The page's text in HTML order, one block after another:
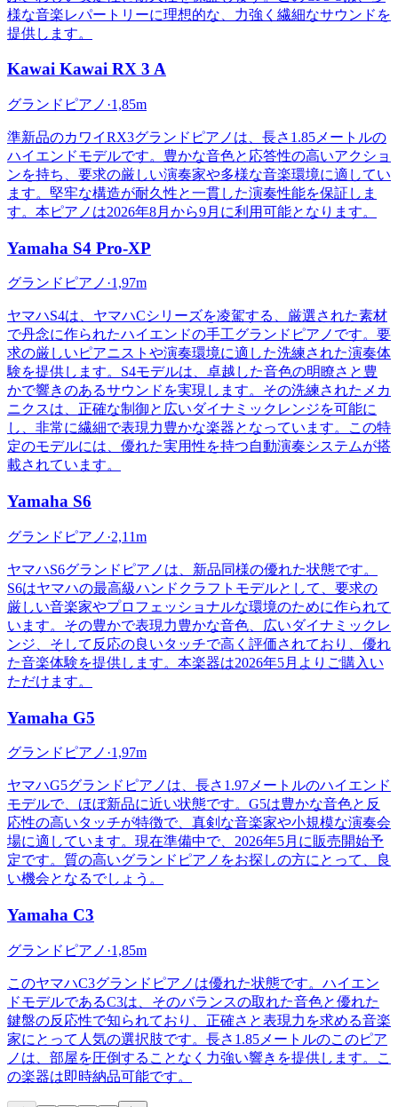
様な音楽レパートリーに理想的な、力強く繊細なサウンドを
提供します。
Kawai Kawai RX 3 A
グランドピアノ ·1,85m
準新品のカワイRX3グランドピアノは、長さ1.85メートルの
ハイエンドモデルです。豊かな音色と応答性の高いアクショ
ンを持ち、要求の厳しい演奏家や多様な音楽環境に適してい
ます。堅牢な構造が耐久性と一貫した演奏性能を保証しま
す。本ピアノは2026年8月から9月に利用可能となります。
Yamaha S4 Pro-XP
グランドピアノ ·1,97m
ヤマハS4は、ヤマハCシリーズを凌駕する、厳選された素材
で丹念に作られたハイエンドの手工グランドピアノです。要
求の厳しいピアニストや演奏環境に適した洗練された演奏体
験を提供します。S4モデルは、卓越した音色の明瞭さと豊
かで響きのあるサウンドを実現します。その洗練されたメカ
ニクスは、正確な制御と広いダイナミックレンジを可能に
し、非常に繊細で表現力豊かな楽器となっています。この特
定のモデルには、優れた実用性を持つ自動演奏システムが搭
載されています。
Yamaha S6
グランドピアノ ·2,11m
ヤマハS6グランドピアノは、新品同様の優れた状態です。
S6はヤマハの最高級ハンドクラフトモデルとして、要求の
厳しい音楽家やプロフェッショナルな環境のために作られて
います。その豊かで表現力豊かな音色、広いダイナミックレ
ンジ、そして反応の良いタッチで高く評価されており、優れ
た音楽体験を提供します。本楽器は2026年5月よりご購入い
ただけます。
Yamaha G5
グランドピアノ ·1,97m
ヤマハG5グランドピアノは、長さ1.97メートルのハイエンド
モデルで、ほぼ新品に近い状態です。G5は豊かな音色と反
応性の高いタッチが特徴で、真剣な音楽家や小規模な演奏会
場に適しています。現在準備中で、2026年5月に販売開始予
定です。質の高いグランドピアノをお探しの方にとって、良
い機会となるでしょう。
Yamaha C3
グランドピアノ ·1,85m
このヤマハC3グランドピアノは優れた状態です。ハイエン
ドモデルであるC3は、そのバランスの取れた音色と優れた
鍵盤の反応性で知られており、正確さと表現力を求める音楽
家にとって人気の選択肢です。長さ1.85メートルのこのピア
ノは、部屋を圧倒することなく力強い響きを提供します。こ
の楽器は即時納品可能です。